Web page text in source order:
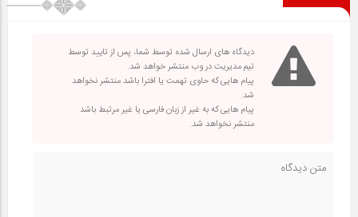
دیدگاه های ارسال شده توسط شما، پس از تایید توسط
تیم مدیریت در وب منتشر خواهد شد.
پیام هایی که حاوی تهمت یا افترا باشد منتشر نخواهد
شد.
پیام هایی که به غیر از زبان فارسی یا غیر مرتبط باشد
منتشر نخواهد شد.